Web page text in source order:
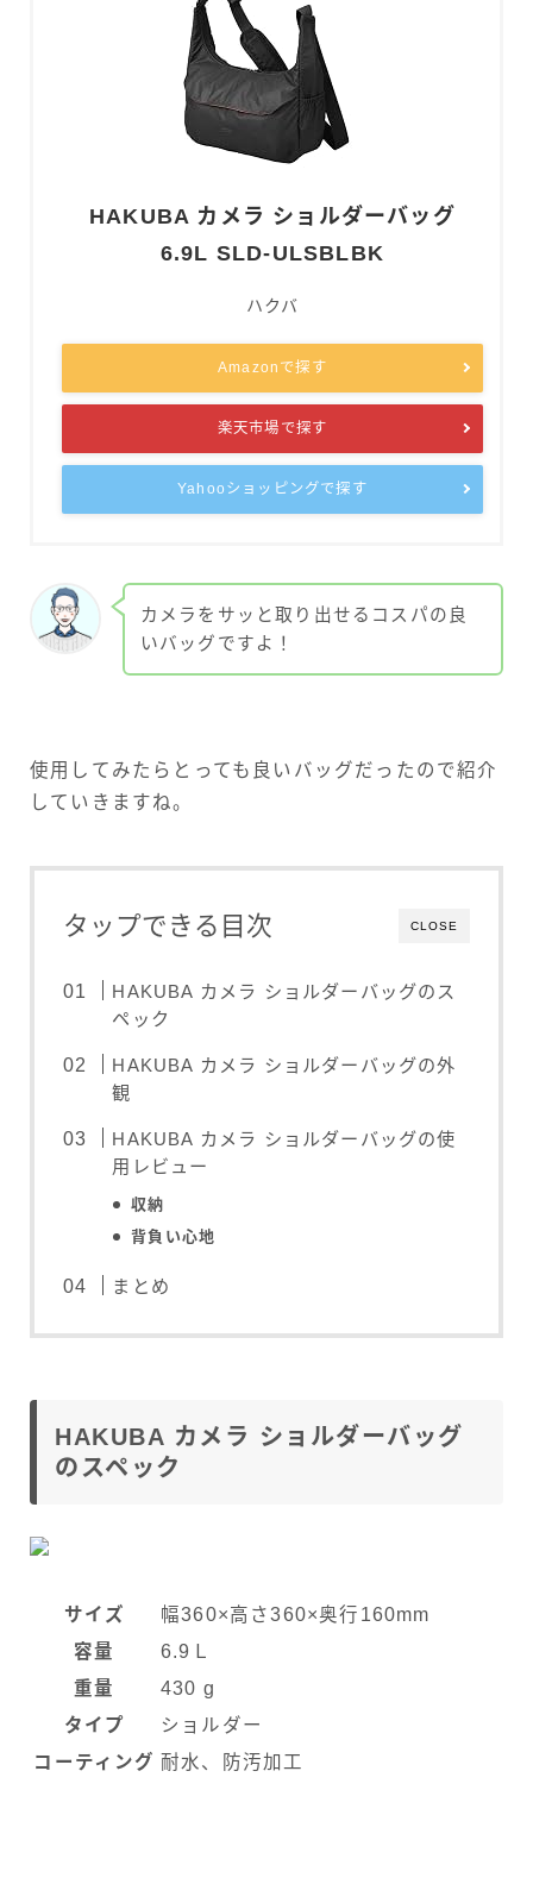
HAKUBA カメラ ショルダーバッグ
6.9L SLD-ULSBLBK
ハクバ
Amazonで探す
楽天市場で探す
Yahooショッピングで探す
カメラをサッと取り出せるコスパの良
いバッグですよ！
使用してみたらとっても良いバッグだったので紹介
していきますね。
CLOSE
タップできる目次
HAKUBA カメラ ショルダーバッグのス
ペック
HAKUBA カメラ ショルダーバッグの外
観
HAKUBA カメラ ショルダーバッグの使
用レビュー
収納
背負い心地
まとめ
HAKUBA カメラ ショルダーバッグ
のスペック
サイズ
幅360×高さ360×奥行160mm
容量
6.9Ｌ
重量
430 g
タイプ
ショルダー
コーティング 耐水、防汚加工